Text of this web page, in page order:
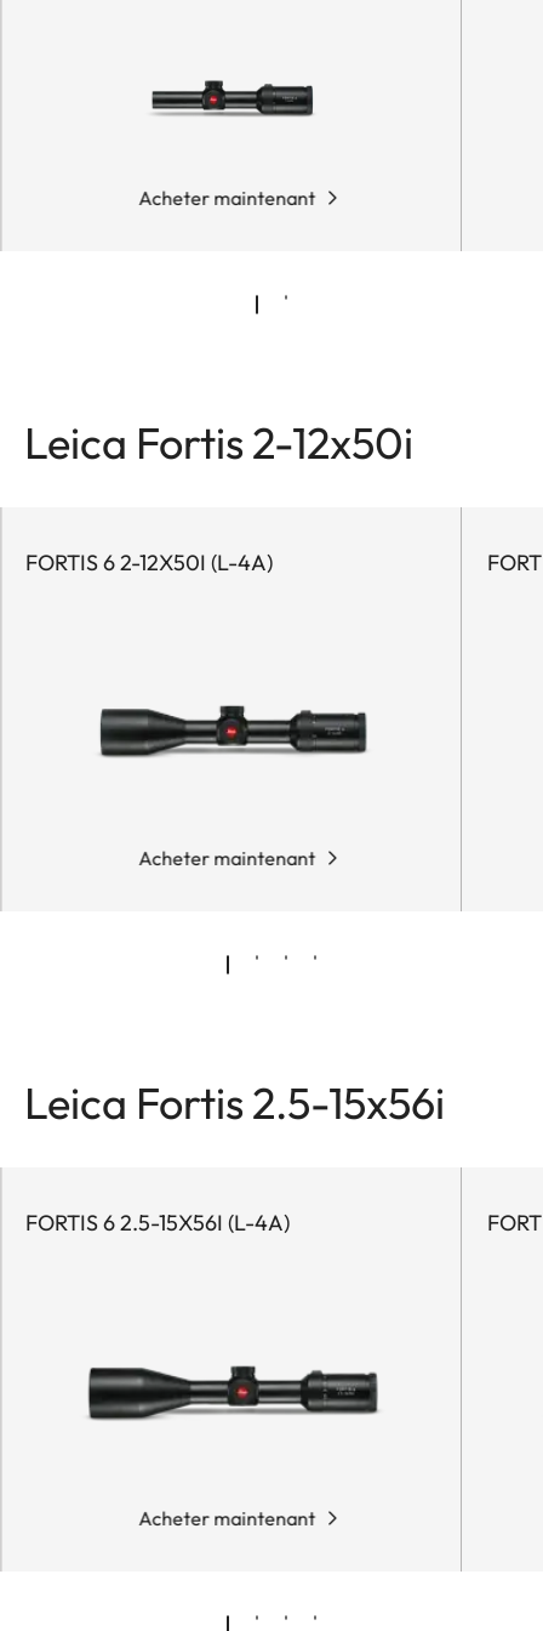
Acheter maintenant
Leica Fortis 2-12x50i
FORTIS 6 2-12X50I (L-4A)
Acheter maintenant
Leica Fortis 2.5-15x56i
FORTIS 6 2.5-15X56I (L-4A)
Acheter maintenant